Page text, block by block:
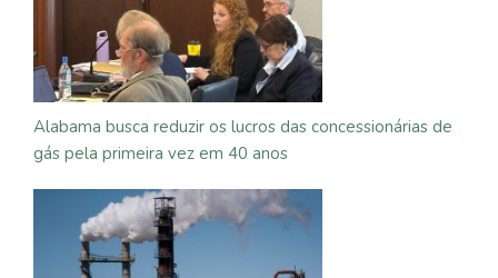
Alabama busca reduzir os lucros das concessionárias de
gás pela primeira vez em 40 anos